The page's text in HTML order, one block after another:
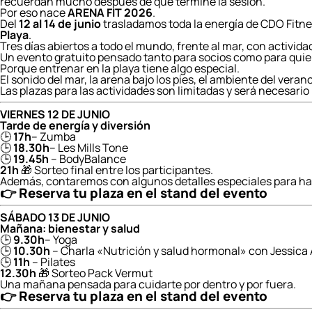
Por eso naceARENA FIT 2026.
Del 12 al 14 de juniotrasladamos toda la energía de CDO
Playa.
Tres días abiertos a todo el mundo, frente al mar, con
Un evento gratuito pensado tanto para socios como para
Porque entrenar en la playa tiene algo especial.
El sonido del mar, la arena bajo los pies, el ambiente del
Las plazas para las actividades son limitadas y será
VIERNES 12 DE JUNIO
Tarde de energía y diversión
🕒17h– Zumba
🕒18.30h– Les Mills Tone
🕒19.45h – BodyBalance
21h 🎁 Sorteo final entre los participantes.
Además, contaremos con algunos detalles especiales para
👉 Reserva tu plaza en el stand del evento
SÁBADO 13 DE JUNIO
Mañana: bienestar y salud
🕒9.30h– Yoga
🕒10.30h – Charla «Nutrición y salud hormonal» con Jessica
🕒11h – Pilates
12.30h 🎁 Sorteo Pack Vermut
Una mañana pensada para cuidarte por dentro y por fuera.
👉Reserva tu plaza en el stand del evento